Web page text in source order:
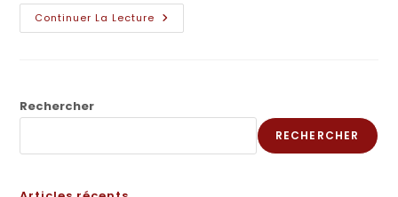
Continuer La Lecture
Rechercher
RECHERCHER